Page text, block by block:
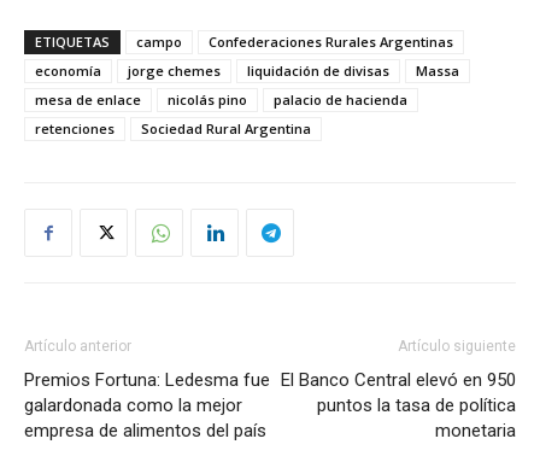
ETIQUETAS campo
Confederaciones Rurales Argentinas
economía
jorge chemes liquidación de divisas
Massa
mesa de enlace
nicolás pino
palacio de hacienda
retenciones
Sociedad Rural Argentina
Artículo anterior
Premios Fortuna: Ledesma fue
galardonada como la mejor
empresa de alimentos del país
Artículo siguiente
El Banco Central elevó en 950
puntos la tasa de política
monetaria